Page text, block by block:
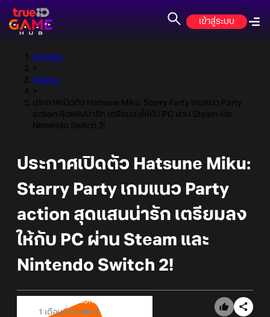
เข้าสู่ระบบ
หน้าแรก
>
ข่าวเกม
>
ประกาศเปิดตัว Hatsune Miku: Starry Party เกมแนว Party
action สุดแสนน่ารัก เตรียมลงให้กับ PC ผ่าน Steam และ
Nintendo Switch 2!
ประกาศเปิดตัว Hatsune Miku:
Starry Party เกมแนว Party
action สุดแสนน่ารัก เตรียมลง
ให้กับ PC ผ่าน Steam และ
Nintendo Switch 2!
Online Station
1 เดือนที่แล้ว
10